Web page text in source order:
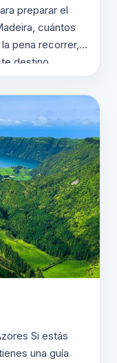
preparar el
cuántos
pena recorrer,
destino
Si estás
una guía